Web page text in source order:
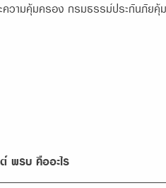
ะความคุ้มครอง กรมธรรม์ประกันภัย
พรบ คืออะไร